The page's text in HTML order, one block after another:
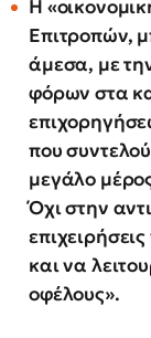
Η
Επιτροπών,
άμεσα, με
φόρων στα
που
μεγάλο
Όχι στην
και να
οφέλους».